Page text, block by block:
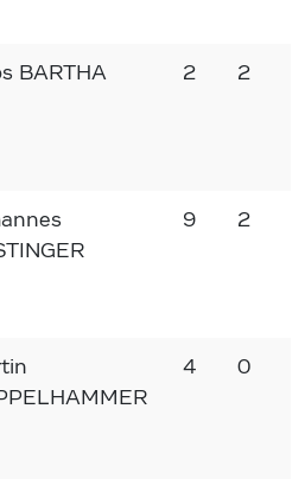
BARTHA 2 2
9 2
4 0